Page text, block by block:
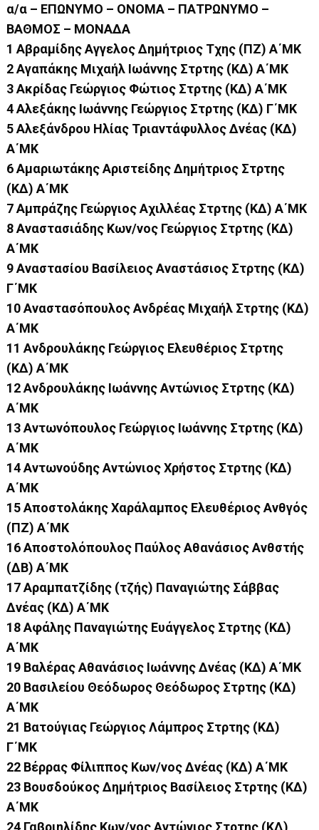
α/α – ΕΠΩΝΥΜΟ – ΟΝΟΜΑ – ΠΑΤΡΩΝΥΜΟ –
ΒΑΘΜΟΣ – ΜΟΝΑΔΑ
1 Αβραμίδης Αγγελος Δημήτριος Τχης (ΠΖ) Α΄ΜΚ
2 Αγαπάκης Μιχαήλ Ιωάννης Στρτης (ΚΔ) Α΄ΜΚ
3 Ακρίδας Γεώργιος Φώτιος Στρτης (ΚΔ) Α΄ΜΚ
4 Αλεξάκης Ιωάννης Γεώργιος Στρτης (ΚΔ) Γ΄ΜΚ
5 Αλεξάνδρου Ηλίας Τριαντάφυλλος Δνέας (ΚΔ)
Α΄ΜΚ
6 Αμαριωτάκης Αριστείδης Δημήτριος Στρτης
(ΚΔ) Α΄ΜΚ
7 Αμπράζης Γεώργιος Αχιλλέας Στρτης (ΚΔ) Α΄ΜΚ
8 Αναστασιάδης Κων/νος Γεώργιος Στρτης (ΚΔ)
Α΄ΜΚ
9 Αναστασίου Βασίλειος Αναστάσιος Στρτης (ΚΔ)
Γ΄ΜΚ
10 Αναστασόπουλος Ανδρέας Μιχαήλ Στρτης (ΚΔ)
Α΄ΜΚ
11 Ανδρουλάκης Γεώργιος Ελευθέριος Στρτης
(ΚΔ) Α΄ΜΚ
12 Ανδρουλάκης Ιωάννης Αντώνιος Στρτης (ΚΔ)
Α΄ΜΚ
13 Αντωνόπουλος Γεώργιος Ιωάννης Στρτης (ΚΔ)
Α΄ΜΚ
14 Αντωνούδης Αντώνιος Χρήστος Στρτης (ΚΔ)
Α΄ΜΚ
15 Αποστολάκης Χαράλαμπος Ελευθέριος Ανθγός
(ΠΖ) Α΄ΜΚ
16 Αποστολόπουλος Παύλος Αθανάσιος Ανθστής
(ΔΒ) Α΄ΜΚ
17 Αραμπατζίδης (τζής) Παναγιώτης Σάββας
Δνέας (ΚΔ) Α΄ΜΚ
18 Αφάλης Παναγιώτης Ευάγγελος Στρτης (ΚΔ)
Α΄ΜΚ
19 Βαλέρας Αθανάσιος Ιωάννης Δνέας (ΚΔ) Α΄ΜΚ
20 Βασιλείου Θεόδωρος Θεόδωρος Στρτης (ΚΔ)
Α΄ΜΚ
21 Βατούγιας Γεώργιος Λάμπρος Στρτης (ΚΔ)
Γ΄ΜΚ
22 Βέρρας Φίλιππος Κων/νος Δνέας (ΚΔ) Α΄ΜΚ
23 Βουσδούκος Δημήτριος Βασίλειος Στρτης (ΚΔ)
Α΄ΜΚ
24 Γαβριηλίδης Κων/νος Αντώνιος Στρτης (ΚΔ)